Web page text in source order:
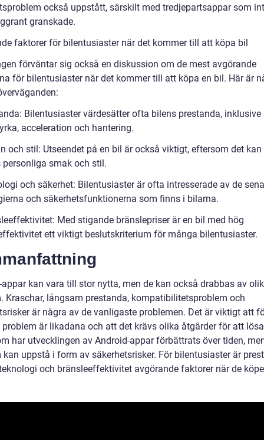
också uppstått, särskilt med tredjepartsappar som
granskade.
faktorer för bilentusiaster när det kommer till att köpa bil
förväntar sig också en diskussion om de mest avgörande
för bilentusiaster när det kommer till att köpa en bil. Här är
Bilentusiaster värdesätter ofta bilens prestanda, inklusive
acceleration och hantering.
och stil: Utseendet på en bil är också viktigt, eftersom det
personliga smak och stil.
och säkerhet: Bilentusiaster är ofta intresserade av de
och säkerhetsfunktionerna som finns i bilarna.
Med stigande bränslepriser är en bil med hög
ett viktigt beslutskriterium för många bilentusiaster.
kan vara till stor nytta, men de kan också drabbas av
Kraschar, långsam prestanda, kompatibilitetsproblem och
är några av de vanligaste problemen. Det är viktigt att
är likadana och att det krävs olika åtgärder för att
har utvecklingen av Android-appar förbättrats över tiden,
kan uppstå i form av säkerhetsrisker. För bilentusiaster är
och bränsleeffektivitet avgörande faktorer när de